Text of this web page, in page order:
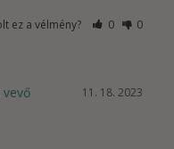
ez a vélmény? 0 0
11. 18. 2023